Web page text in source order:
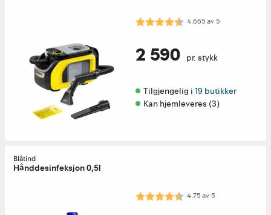
Karakter: 4.7 av 5 mulige
4.665av5
2 590 pr. stykk
Tilgjengelig i 19 butikker
Kan hjemleveres (3)
Blåtind
Hånddesinfeksjon 0,5l
Karakter: 4.8 av 5 mulige
4.75av5